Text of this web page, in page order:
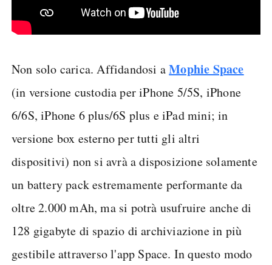
Non solo carica. Affidandosi aMophie Space
(in versione custodia per iPhone 5/5S, iPhone
6/6S, iPhone 6 plus/6S plus e iPad mini; in
versione box esterno per tutti gli altri
dispositivi) non si avrà a disposizione solamente
un battery pack estremamente performante da
oltre 2.000 mAh, ma si potrà usufruire anche di
128 gigabyte di spazio di archiviazione in più
gestibile attraverso l'app Space. In questo modo